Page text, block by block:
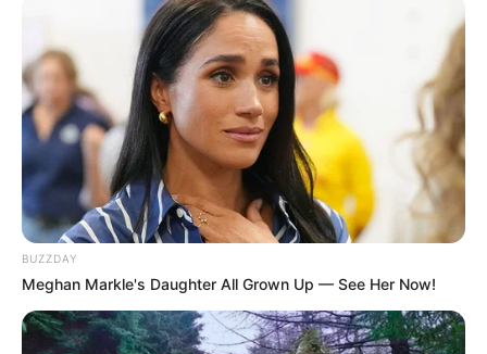
BUZZDAY
Meghan Markle's Daughter All Grown Up — See Her Now!